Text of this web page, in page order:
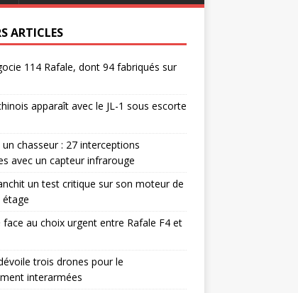
ARTICLES
114 Rafale, dont 94 fabriqués sur
apparaît avec le JL-1 sous escorte
un chasseur : 27 interceptions
avec un capteur infrarouge
un test critique sur son moteur de
étage
face au choix urgent entre Rafale F4 et
trois drones pour le
interarmées